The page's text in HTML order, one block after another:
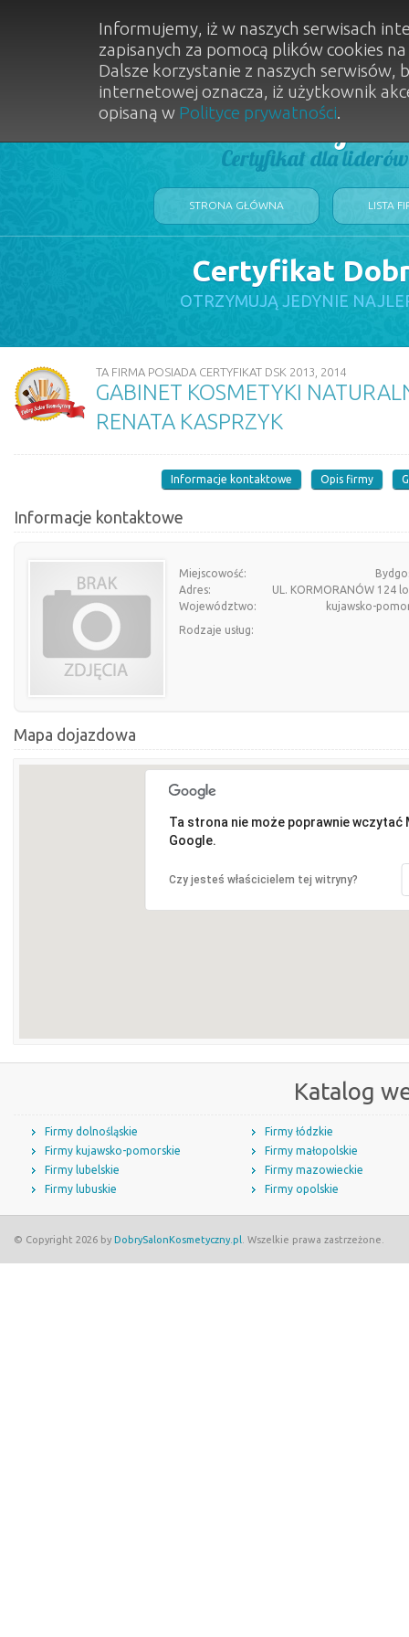
Dobry
Certyfikat dla
STRONA GŁÓWNA LISTA
Certyfikat
OTRZYMUJĄ JEDYNIE
TA FIRMA POSIADA CERTYFIKAT DSK 2013, 2014
GABINET KOSMETYKI
RENATA KASPRZYK
Informacje kontaktowe Opis firmy
Informacje kontaktowe
Miejscowość:
Adres:
UL. KORMORANÓW 124
Województwo:
kujawsko-
Rodzaje usług:
Mapa dojazdowa
Ta strona nie może poprawnie wczytać
Google.
Czy jesteś właścicielem tej witryny?
Katalog
Firmy dolnośląskie
Firmy kujawsko-pomorskie
Firmy lubelskie
Firmy lubuskie
Firmy łódzkie
Firmy małopolskie
Firmy mazowieckie
Firmy opolskie
© Copyright 2026 by DobrySalonKosmetyczny.pl . Wszelkie prawa zastrzeżone.
Informujemy, iż w naszych serwisach
zapisanych za pomocą plików cookies
Dalsze korzystanie z naszych
internetowej oznacza, iż użytkownik
opisaną w Polityce prywatności.